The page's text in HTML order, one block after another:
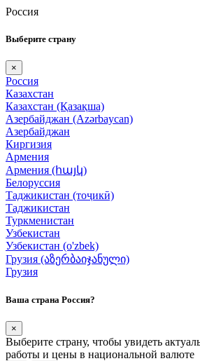
Россия
Выберите страну
×
Россия
Казахстан
Казахстан (Қазақша)
Азербайджан (Azərbaycan)
Азербайджан
Киргизия
Армения
Армения (հայկ)
Белоруссия
Таджикистан (тоҷикӣ)
Таджикистан
Туркменистан
Узбекистан
Узбекистан (o'zbek)
Грузия (აზერბაიჯანული)
Грузия
Ваша страна Россия?
×
Выберите страну, чтобы увидеть
работы и цены в национальной валюте